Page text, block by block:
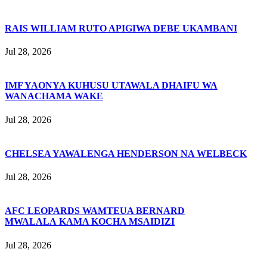
RAIS WILLIAM RUTO APIGIWA DEBE UKAMBANI
Jul 28, 2026
IMF YAONYA KUHUSU UTAWALA DHAIFU WA
WANACHAMA WAKE
Jul 28, 2026
CHELSEA YAWALENGA HENDERSON NA WELBECK
Jul 28, 2026
AFC LEOPARDS WAMTEUA BERNARD
MWALALA KAMA KOCHA MSAIDIZI
Jul 28, 2026